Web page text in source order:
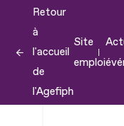
contenu
Retour
à
l'accueil
de
l'Agefiph
Site
emploi